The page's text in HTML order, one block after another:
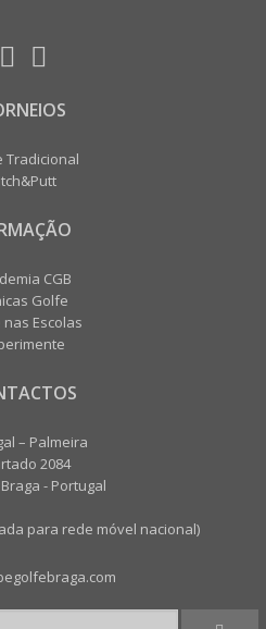
Tradicional
CGB
Golfe
Escolas
– Palmeira
2084
- Portugal
para rede móvel nacional)